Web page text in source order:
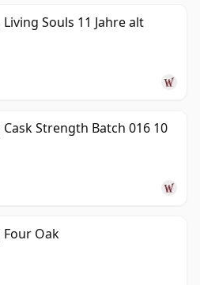
Souls 11 Jahre alt
Strength Batch 016 10
Oak